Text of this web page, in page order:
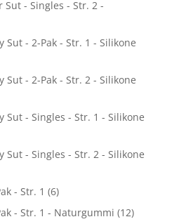
Sut - Singles - Str. 2 -
Sut - 2-Pak - Str. 1 - Silikone
Sut - 2-Pak - Str. 2 - Silikone
Sut - Singles - Str. 1 - Silikone
Sut - Singles - Str. 2 - Silikone
- Str. 1 (6)
- Str. 1 - Naturgummi (12)